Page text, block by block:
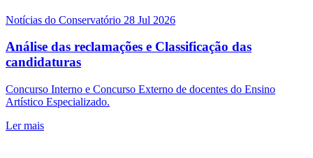
Notícias do Conservatório 28 Jul 2026
Análise das reclamações e Classificação das
candidaturas
Concurso Interno e Concurso Externo de docentes do Ensino
Artístico Especializado.
Ler mais